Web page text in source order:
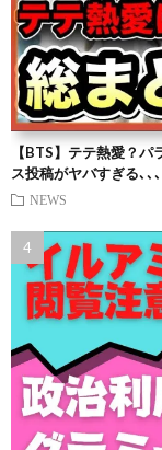
【BTS】テテ熱愛？
ス投稿がヤバすぎる､､､
NEWS